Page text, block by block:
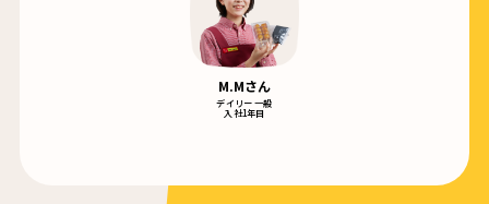
M.Mさん
デイリー 一般
入社1年目